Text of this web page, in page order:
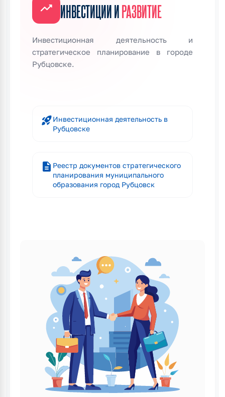
trending_up ИНВЕСТИЦИИ ИРАЗВИТИЕ
Инвестиционная деятельность и
стратегическое планирование в городе
Рубцовске.
rocket_launchИнвестиционная деятельность в
Рубцовске
description Реестр документов стратегического
планирования муниципального
образования город Рубцовск